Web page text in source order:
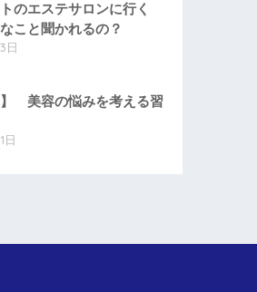
のエステサロンに行く
こと聞かれるの？
日
】 美容の悩みを考える習
日